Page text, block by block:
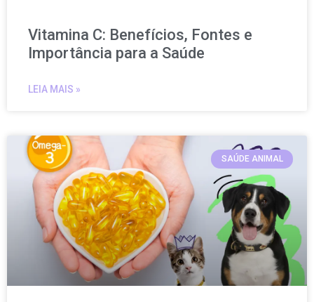
Vitamina C: Benefícios, Fontes e
Importância para a Saúde
LEIA MAIS »
SAÚDE ANIMAL